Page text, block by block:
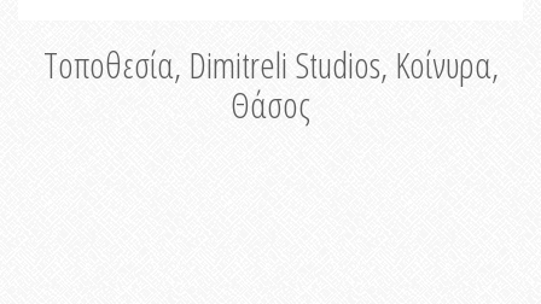
Τοποθεσία, Dimitreli Studios, Κοίνυρα,
Θάσος